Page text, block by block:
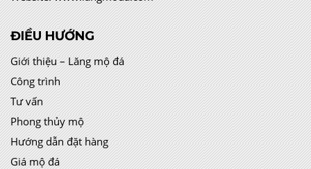
ĐIỀU HƯỚNG
Giới thiệu – Lăng mộ đá
Công trình
Tư vấn
Phong thủy mộ
Hướng dẫn đặt hàng
Giá mộ đá